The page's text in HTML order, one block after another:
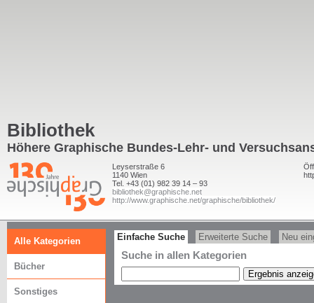
Bibliothek
Höhere Graphische Bundes-Lehr- und
Leyserstraße 6
1140 Wien
Tel. +43 (01) 982 39 14 – 93
bibliothek@graphische.net
http://www.graphische.net/graphische/bibliothek/
Einfache Suche Erweiterte Suche Neu
Suche in allen Kategorien
Alle Kategorien
Bücher
Sonstiges